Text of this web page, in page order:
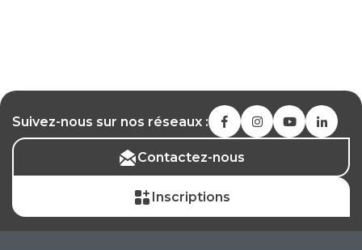
Suivez-nous sur nos réseaux :
Contactez-nous
Inscriptions